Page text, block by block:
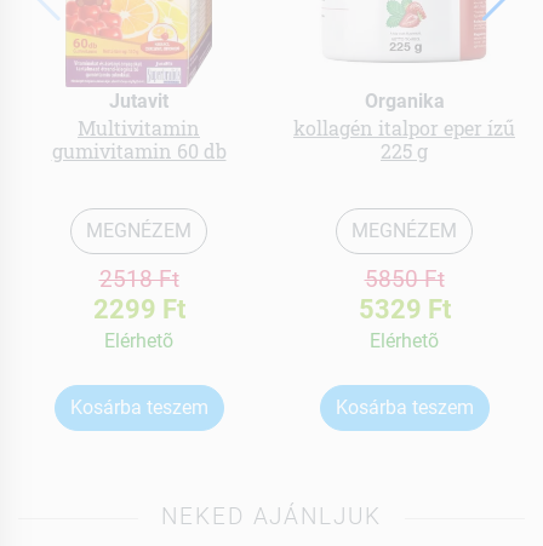
Jutavit
Multivitamin
gumivitamin 60 db
MEGNÉZEM
2518 Ft
2299 Ft
Elérhetõ
Kosárba teszem
Organika
kollagén italpor eper ízű
225 g
MEGNÉZEM
5850 Ft
5329 Ft
Elérhetõ
Kosárba teszem
NEKED AJÁNLJUK